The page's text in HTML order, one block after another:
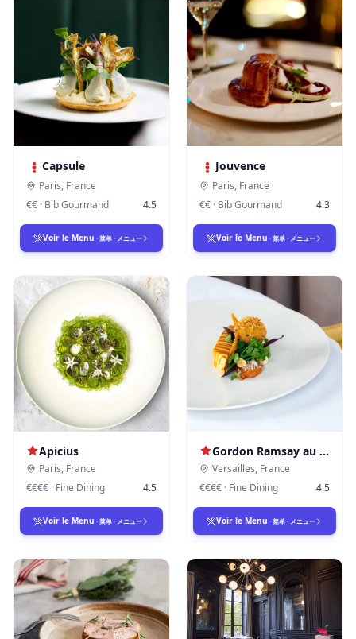
Capsule
Paris, France
€€ · Bib Gourmand 4.5
Voir le Menu · 菜单 · メニュー
Jouvence
Paris, France
€€ · Bib Gourmand 4.3
Voir le Menu · 菜单 · メニュー
Apicius
Paris, France
€€€€ · Fine Dining 4.5
Voir le Menu · 菜单 · メニュー
Gordon Ramsay au Trianon
Versailles, France
€€€€ · Fine Dining 4.5
Voir le Menu · 菜单 · メニュー